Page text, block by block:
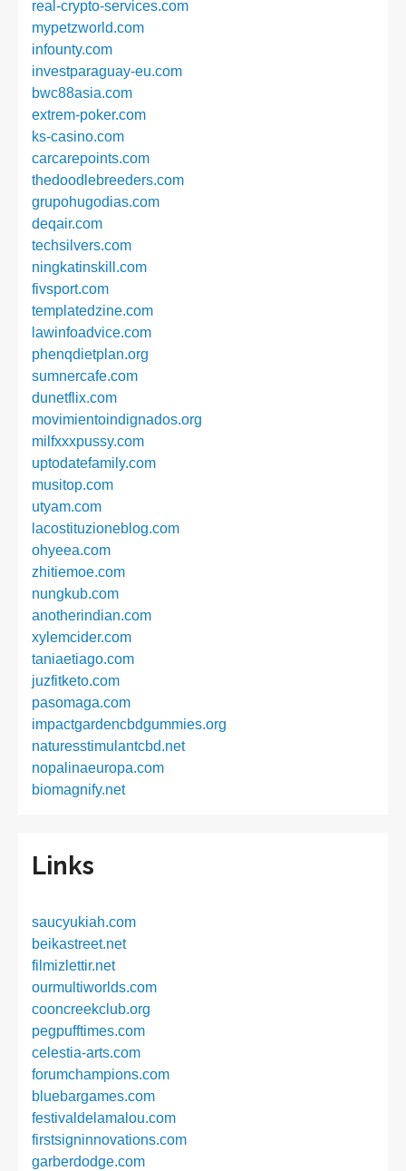
real-crypto-services.com
mypetzworld.com
infounty.com
investparaguay-eu.com
bwc88asia.com
extrem-poker.com
ks-casino.com
carcarepoints.com
thedoodlebreeders.com
grupohugodias.com
deqair.com
techsilvers.com
ningkatinskill.com
fivsport.com
templatedzine.com
lawinfoadvice.com
phenqdietplan.org
sumnercafe.com
dunetflix.com
movimientoindignados.org
milfxxxpussy.com
uptodatefamily.com
musitop.com
utyam.com
lacostituzioneblog.com
ohyeea.com
zhitiemoe.com
nungkub.com
anotherindian.com
xylemcider.com
taniaetiago.com
juzfitketo.com
pasomaga.com
impactgardencbdgummies.org
naturesstimulantcbd.net
nopalinaeuropa.com
biomagnify.net
Links
saucyukiah.com
beikastreet.net
filmizlettir.net
ourmultiworlds.com
cooncreekclub.org
pegpufftimes.com
celestia-arts.com
forumchampions.com
bluebargames.com
festivaldelamalou.com
firstsigninnovations.com
garberdodge.com